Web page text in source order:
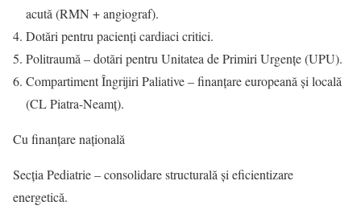
acută (RMN + angiograf).
Dotări pentru pacienți cardiaci critici.
Politraumă – dotări pentru Unitatea de Primiri Urgențe (UPU).
Compartiment Îngrijiri Paliative – finanțare europeană și locală
(CL Piatra-Neamț).
Cu finanțare națională
Secția Pediatrie – consolidare structurală și eficientizare
energetică.